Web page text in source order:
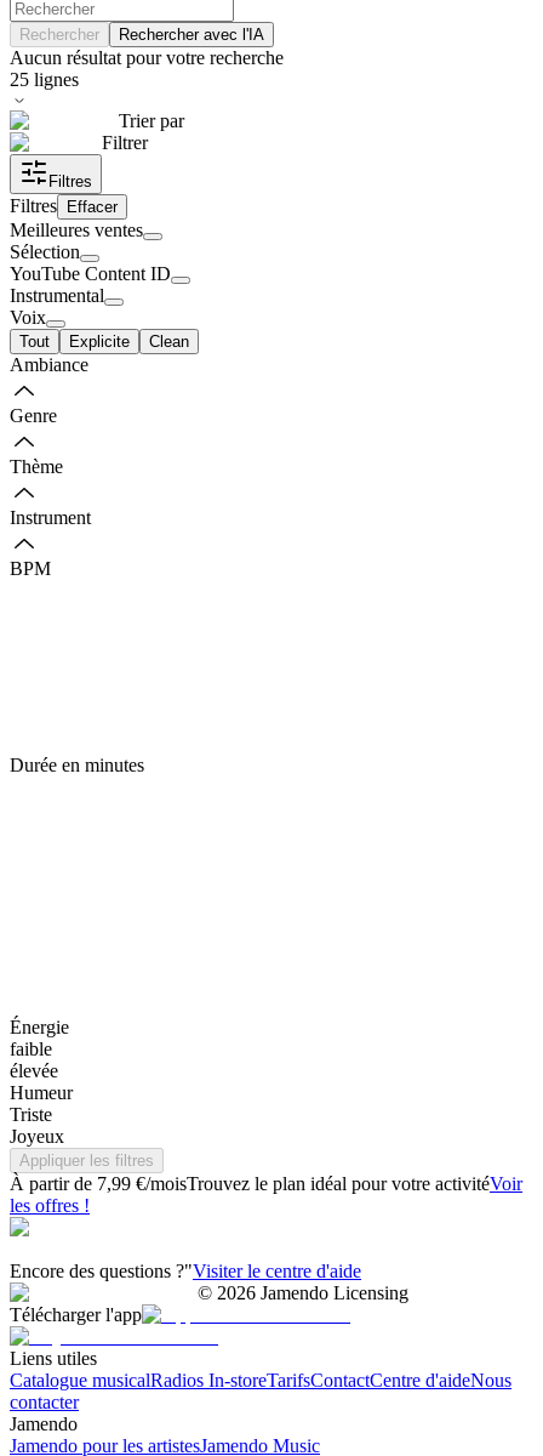
Rechercher Rechercher avec l'IA
Aucun résultat pour votre recherche
25 lignes
Trier par
Filtrer
Filtres
Filtres Effacer
Meilleures ventes
Sélection
YouTube Content ID
Instrumental
Voix
Tout Explicite Clean
Ambiance
Genre
Thème
Instrument
BPM
Durée en minutes
Énergie
faible
élevée
Humeur
Triste
Joyeux
Appliquer les filtres
À partir de 7,99 €/moisTrouvez le plan idéal pour votre activitéVoir
les offres !
Encore des questions ?"Visiter le centre d'aide
© 2026 Jamendo Licensing
Télécharger l'app
Liens utiles
Catalogue musicalRadios In-storeTarifsContactCentre d'aideNous
contacter
Jamendo
Jamendo pour les artistesJamendo Music